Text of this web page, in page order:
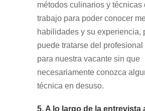
métodos culinarios y técnicas
trabajo para poder conocer
habilidades y su experiencia,
puede tratarse del profesional
para nuestra vacante sin que
necesariamente conozca
técnica en desuso.
5. A lo largo de la entrevista